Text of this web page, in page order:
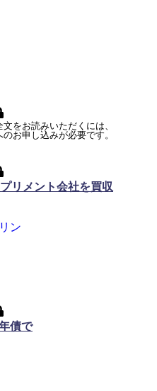
をお読みいただくには、
お申し込みが必要です。
リメント会社を買収
債で